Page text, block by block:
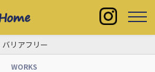
バリアフリー
WORKS